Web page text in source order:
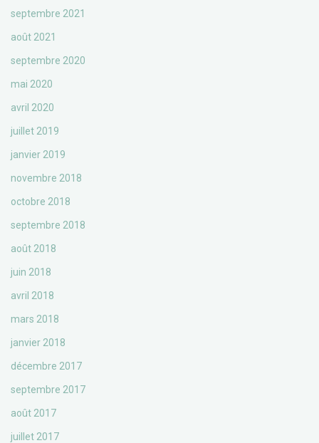
septembre 2021
août 2021
septembre 2020
mai 2020
avril 2020
juillet 2019
janvier 2019
novembre 2018
octobre 2018
septembre 2018
août 2018
juin 2018
avril 2018
mars 2018
janvier 2018
décembre 2017
septembre 2017
août 2017
juillet 2017